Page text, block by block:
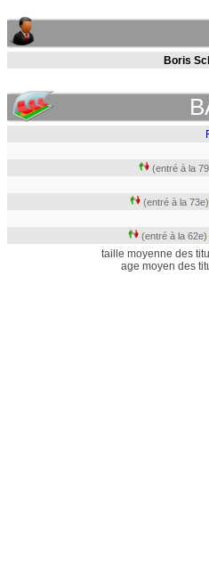
Boris
(entré à la
(entré à la 73e)
(entré à la 62e)
taille moyenne des
age moyen des